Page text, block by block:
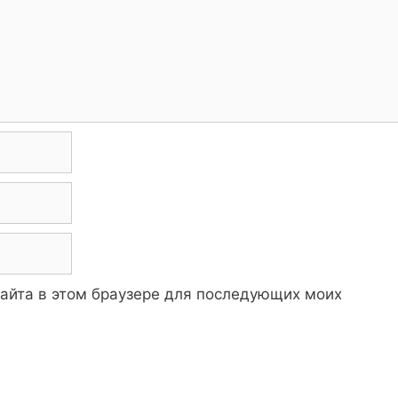
в этом браузере для последующих моих